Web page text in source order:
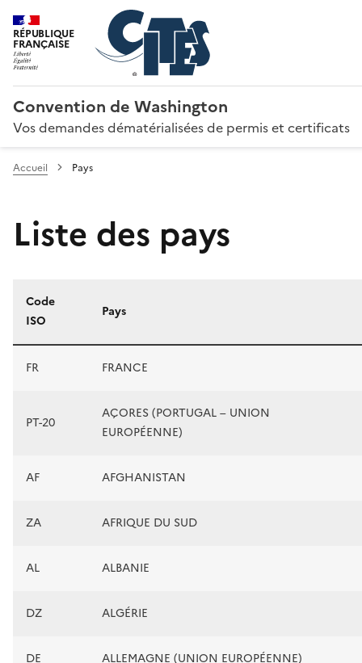
RÉPUBLIQUE
FRANÇAISE
Convention de Washington
Vos demandes dématérialisées de permis et certificats
Accueil Pays
Liste des pays
Liste des pays
Code
ISO
Pays
FR FRANCE
PT-20
AÇORES (PORTUGAL – UNION
EUROPÉENNE)
AF AFGHANISTAN
ZA AFRIQUE DU SUD
AL ALBANIE
DZ ALGÉRIE
DE ALLEMAGNE (UNION EUROPÉENNE)